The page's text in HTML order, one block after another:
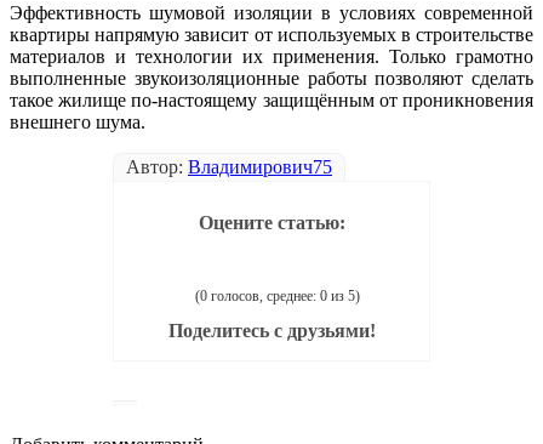
Эффективность шумовой изоляции в условиях современной
квартиры напрямую зависит от используемых в строительстве
материалов и технологии их применения. Только грамотно
выполненные звукоизоляционные работы позволяют сделать
такое жилище по-настоящему защищённым от проникновения
внешнего шума.
Автор: Владимирович75
Оцените статью:
(0 голосов, среднее: 0 из 5)
Поделитесь с друзьями!